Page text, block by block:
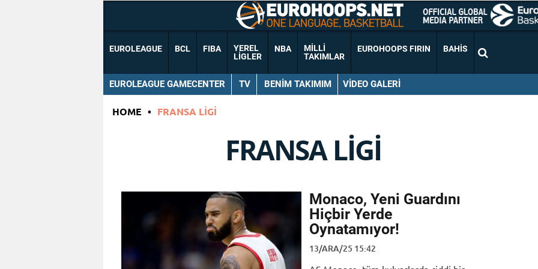
EUROLEAGUE BCL FIBA
YEREL
LIGLER
NBA
MILLI
TAKIMLAR
EUROHOOPS FIRIN BAHIS
EUROLEAGUE GAMECENTER TV BENIM TAKIMIM VIDEO GALERI
HOME • FRANSA LIGI
FRANSA LIGI
Monaco, Yeni Guardını
Hiçbir Yerde
Oynatamıyor!
13/ARA/25 15:42